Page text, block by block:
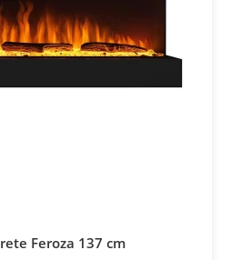
Feroza 137 cm